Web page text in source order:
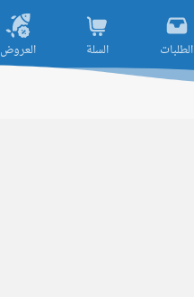
الطلبات السلة العروض